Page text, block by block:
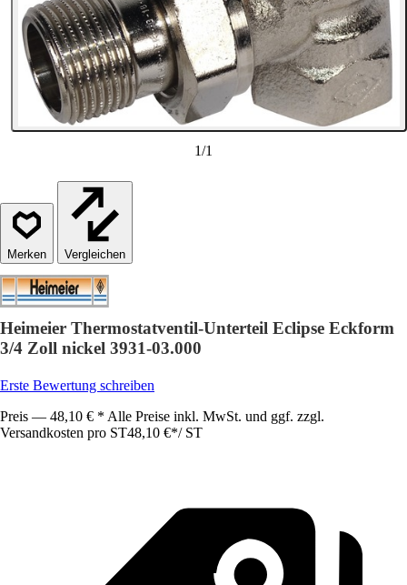
1/1
Vergleichen
Heimeier Thermostatventil-Unterteil Eclipse Eckform
3/4 Zoll nickel 3931-03.000
Erste Bewertung schreiben
Preis — 48,10 € * Alle Preise inkl. MwSt. und ggf. zzgl.
Versandkosten pro ST48,10 €*/ ST